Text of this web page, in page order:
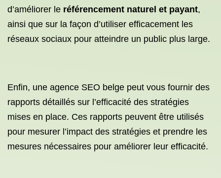
d’améliorer le référencement naturel et payant,
ainsi que sur la façon d’utiliser efficacement les
réseaux sociaux pour atteindre un public plus large.
Enfin, une agence SEO belge peut vous fournir des
rapports détaillés sur l’efficacité des stratégies
mises en place. Ces rapports peuvent être utilisés
pour mesurer l’impact des stratégies et prendre les
mesures nécessaires pour améliorer leur efficacité.